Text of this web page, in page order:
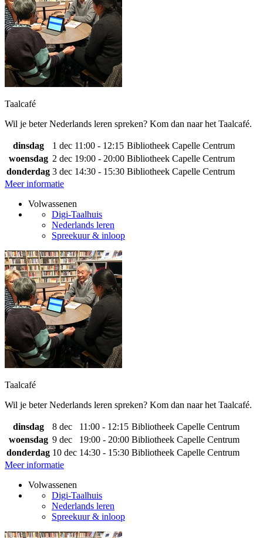
Taalcafé
Wil je beter Nederlands leren spreken? Kom dan naar het Taalcafé.
dinsdag 1 dec 11:00 - 12:15 Bibliotheek Capelle Centrum
woensdag 2 dec 19:00 - 20:00 Bibliotheek Capelle Centrum
donderdag 3 dec 14:30 - 15:30 Bibliotheek Capelle Centrum
Meer informatie
Volwassenen
Digi-Taalhuis
Nederlands leren
Spreekuur & inloop
Taalcafé
Wil je beter Nederlands leren spreken? Kom dan naar het Taalcafé.
dinsdag 8 dec 11:00 - 12:15 Bibliotheek Capelle Centrum
woensdag 9 dec 19:00 - 20:00 Bibliotheek Capelle Centrum
donderdag 10 dec 14:30 - 15:30 Bibliotheek Capelle Centrum
Meer informatie
Volwassenen
Digi-Taalhuis
Nederlands leren
Spreekuur & inloop